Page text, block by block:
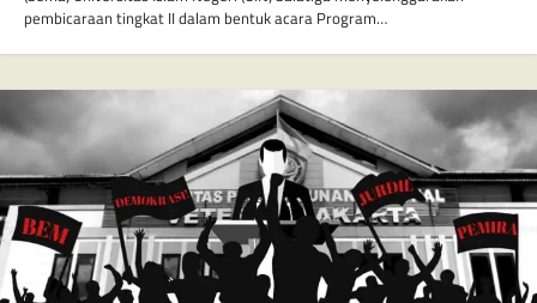
pembicaraan tingkat II dalam bentuk acara Program…